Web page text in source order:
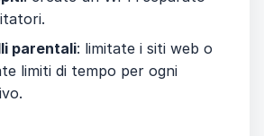
parentali: limitate i siti web o
limiti di tempo per ogni